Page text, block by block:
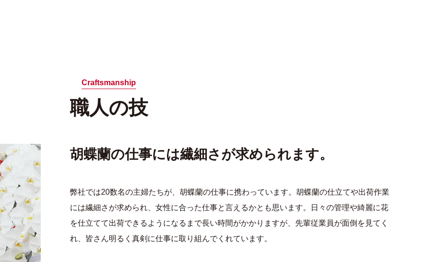
Craftsmanship
職人の技
胡蝶蘭の仕事には繊細さが求められます。
弊社では20数名の主婦たちが、胡蝶蘭の仕事に携わっています。胡蝶蘭の仕立てや出荷作業
には繊細さが求められ、女性に合った仕事と言えるかとも思います。日々の管理や綺麗に花
を仕立てて出荷できるようになるまで長い時間がかかりますが、先輩従業員が面倒を見てく
れ、皆さん明るく真剣に仕事に取り組んでくれています。